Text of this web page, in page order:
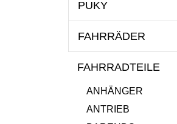
PUKY
FAHRRÄDER
FAHRRADTEILE
ANHÄNGER
ANTRIEB